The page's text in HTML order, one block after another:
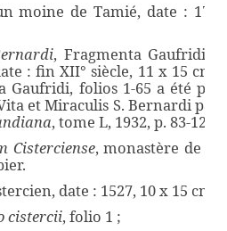
moine de Tamié, date :
, Fragmenta Gaufridi,
: fin XII° siècle, 11 x 15
Gaufridi, folios 1-65 a été
et Miraculis S. Bernardi
, tome L, 1932, p. 83-122.]
Cisterciense, monastère de
date : 1527, 10 x 15
cistercii, folio 1 ;